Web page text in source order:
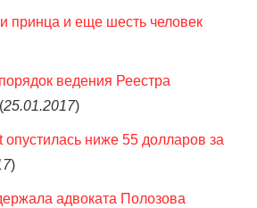
принца и еще шесть человек
ведения Реестра
(25.01.2017)
ниже 55 долларов за
)
адвоката Полозова